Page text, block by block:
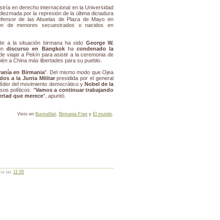
en derecho internacional en la Universidad
por la represión de la última dictadura
de las Abuelas de Plaza de Mayo en
de menores secuestrados o nacidos en
a la situación birmana ha sido George W.
discurso en Bangkokha condenado la
viajar a Pekín para asistir a la ceremonia de
a China más libertades para su pueblo.
en Birmania". Del mismo modo que Ojea
a la Junta Militarpresidida por el general
del movimiento democrático y Nobel de la
políticos: "Vamos a continuar trabajando
que merece", apuntó.
Visto en BurmaNet, Birmania Free y El mundo.
las 11:55